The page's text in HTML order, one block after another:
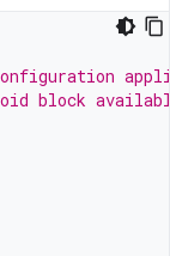
block